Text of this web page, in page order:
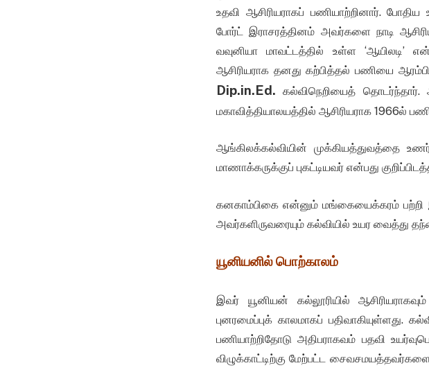
உதவி ஆசிரியராகப் பணியாற்றினார்.
போர்ட் இராசரத்தினம் அவர்களை நாடி
வவுனியா மாவட்டத்தில் உள்ள ‘ஆயிலடி’
ஆசிரியராக தனது கற்பித்தல் பணியை
Dip.in.Ed. கல்விநெறியைத்
மகாவித்தியாலயத்தில் ஆசிரியராக 1966ல்
ஆங்கிலக்கல்வியின் முக்கியத்துவத்தை
மாணாக்கருக்குப் புகட்டியவர் என்பது
கனகாம்பிகை என்னும் மங்கையைக்கரம்
அவர்களிருவரையும் கல்வியில் உயர வைத்து
யூனியனில் பொற்காலம்
இவர் யூனியன் கல்லூரியில்
புனரமைப்புக் காலமாகப்
பணியாற்றிதோடு அதிபராகவம் பதவி
விழுக்காட்டிற்கு மேற்பட்ட